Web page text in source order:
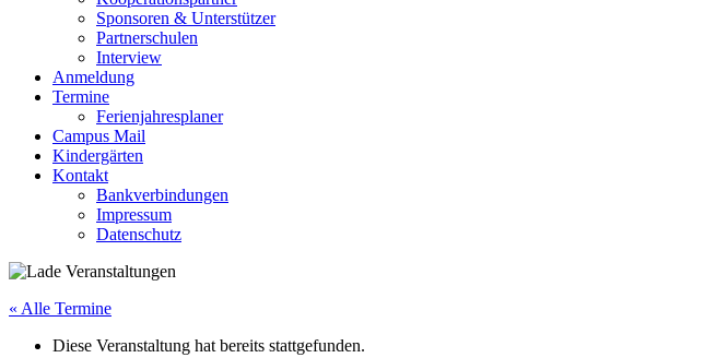
Sponsoren & Unterstützer
Partnerschulen
Interview
Anmeldung
Termine
Ferienjahresplaner
Campus Mail
Kindergärten
Kontakt
Bankverbindungen
Impressum
Datenschutz
« Alle Termine
Diese Veranstaltung hat bereits stattgefunden.